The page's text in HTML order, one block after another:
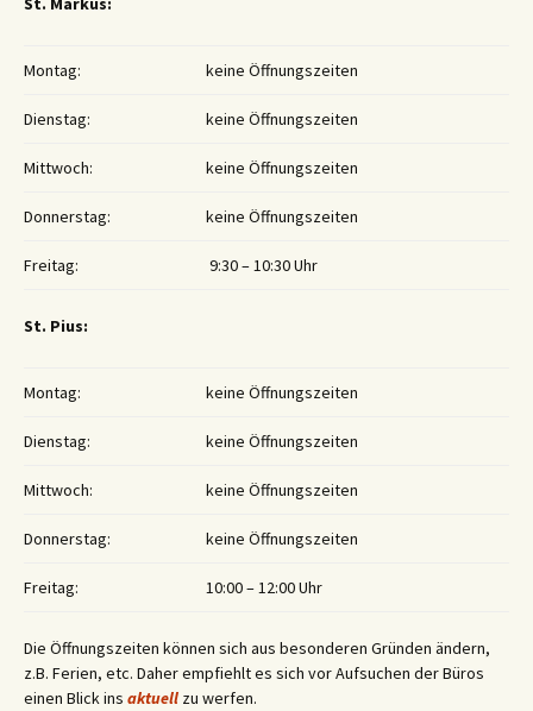
Montag: keine Öffnungszeiten
Dienstag: keine Öffnungszeiten
Mittwoch: keine Öffnungszeiten
Donnerstag: keine Öffnungszeiten
Freitag: 9:30 – 10:30 Uhr
St. Pius:
Montag: keine Öffnungszeiten
Dienstag: keine Öffnungszeiten
Mittwoch: keine Öffnungszeiten
Donnerstag: keine Öffnungszeiten
Freitag: 10:00 – 12:00 Uhr
Die Öffnungszeiten können sich aus besonderen Gründen ändern,
z.B. Ferien, etc. Daher empfiehlt es sich vor Aufsuchen der Büros
einen Blick ins aktuell zu werfen.